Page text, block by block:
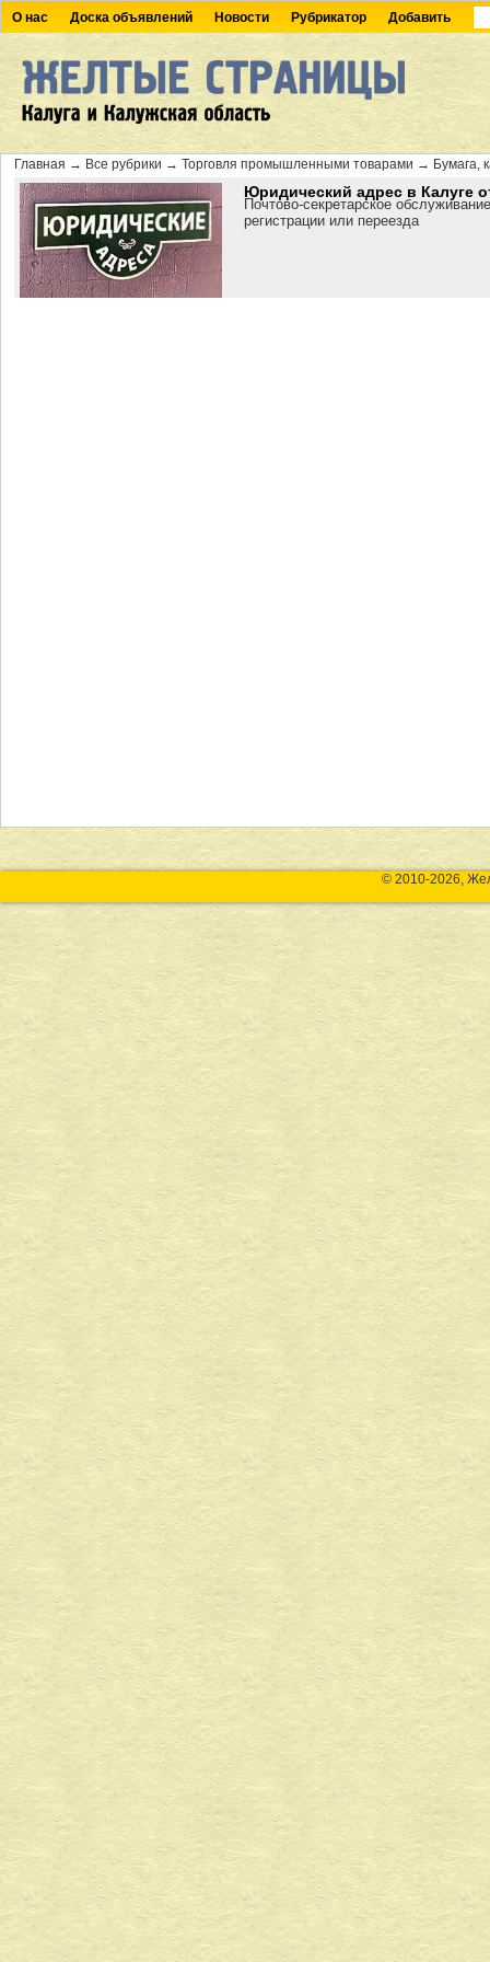
О нас Доска объявлений Новости Рубрикатор Добавить
Главная → Все рубрики → Торговля промышленными товарами → Бумага,
Юридический адрес в Калуге
Почтово-секретарское
регистрации или переезда
© 2010-2026,